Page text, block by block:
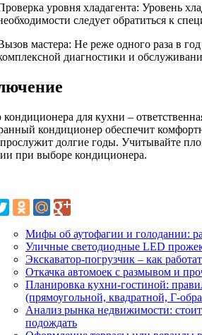
уровня хладагента: Уровень
следует обратиться к
мастера: Не реже одного раза в
диагностики и
для кухни –
кондиционер обеспечит
долгие годы. Учитывайте
при выборе кондиционера.
Мифы об аутофагии и голодании:
Уличные светодиодные LED
Экскаватор-погрузчик – как
Откачка автомоек с размывом и
Планировка кухни-гостиной:
(прямоугольной, квадратной, Г-
Анализ рынка недвижимости:
подождать